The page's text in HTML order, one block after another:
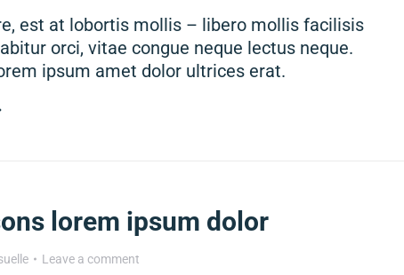
est at lobortis mollis – libero mollis facilisis
orci, vitae congue neque lectus neque.
ipsum amet dolor ultrices erat.
lorem ipsum dolor
Leave a comment